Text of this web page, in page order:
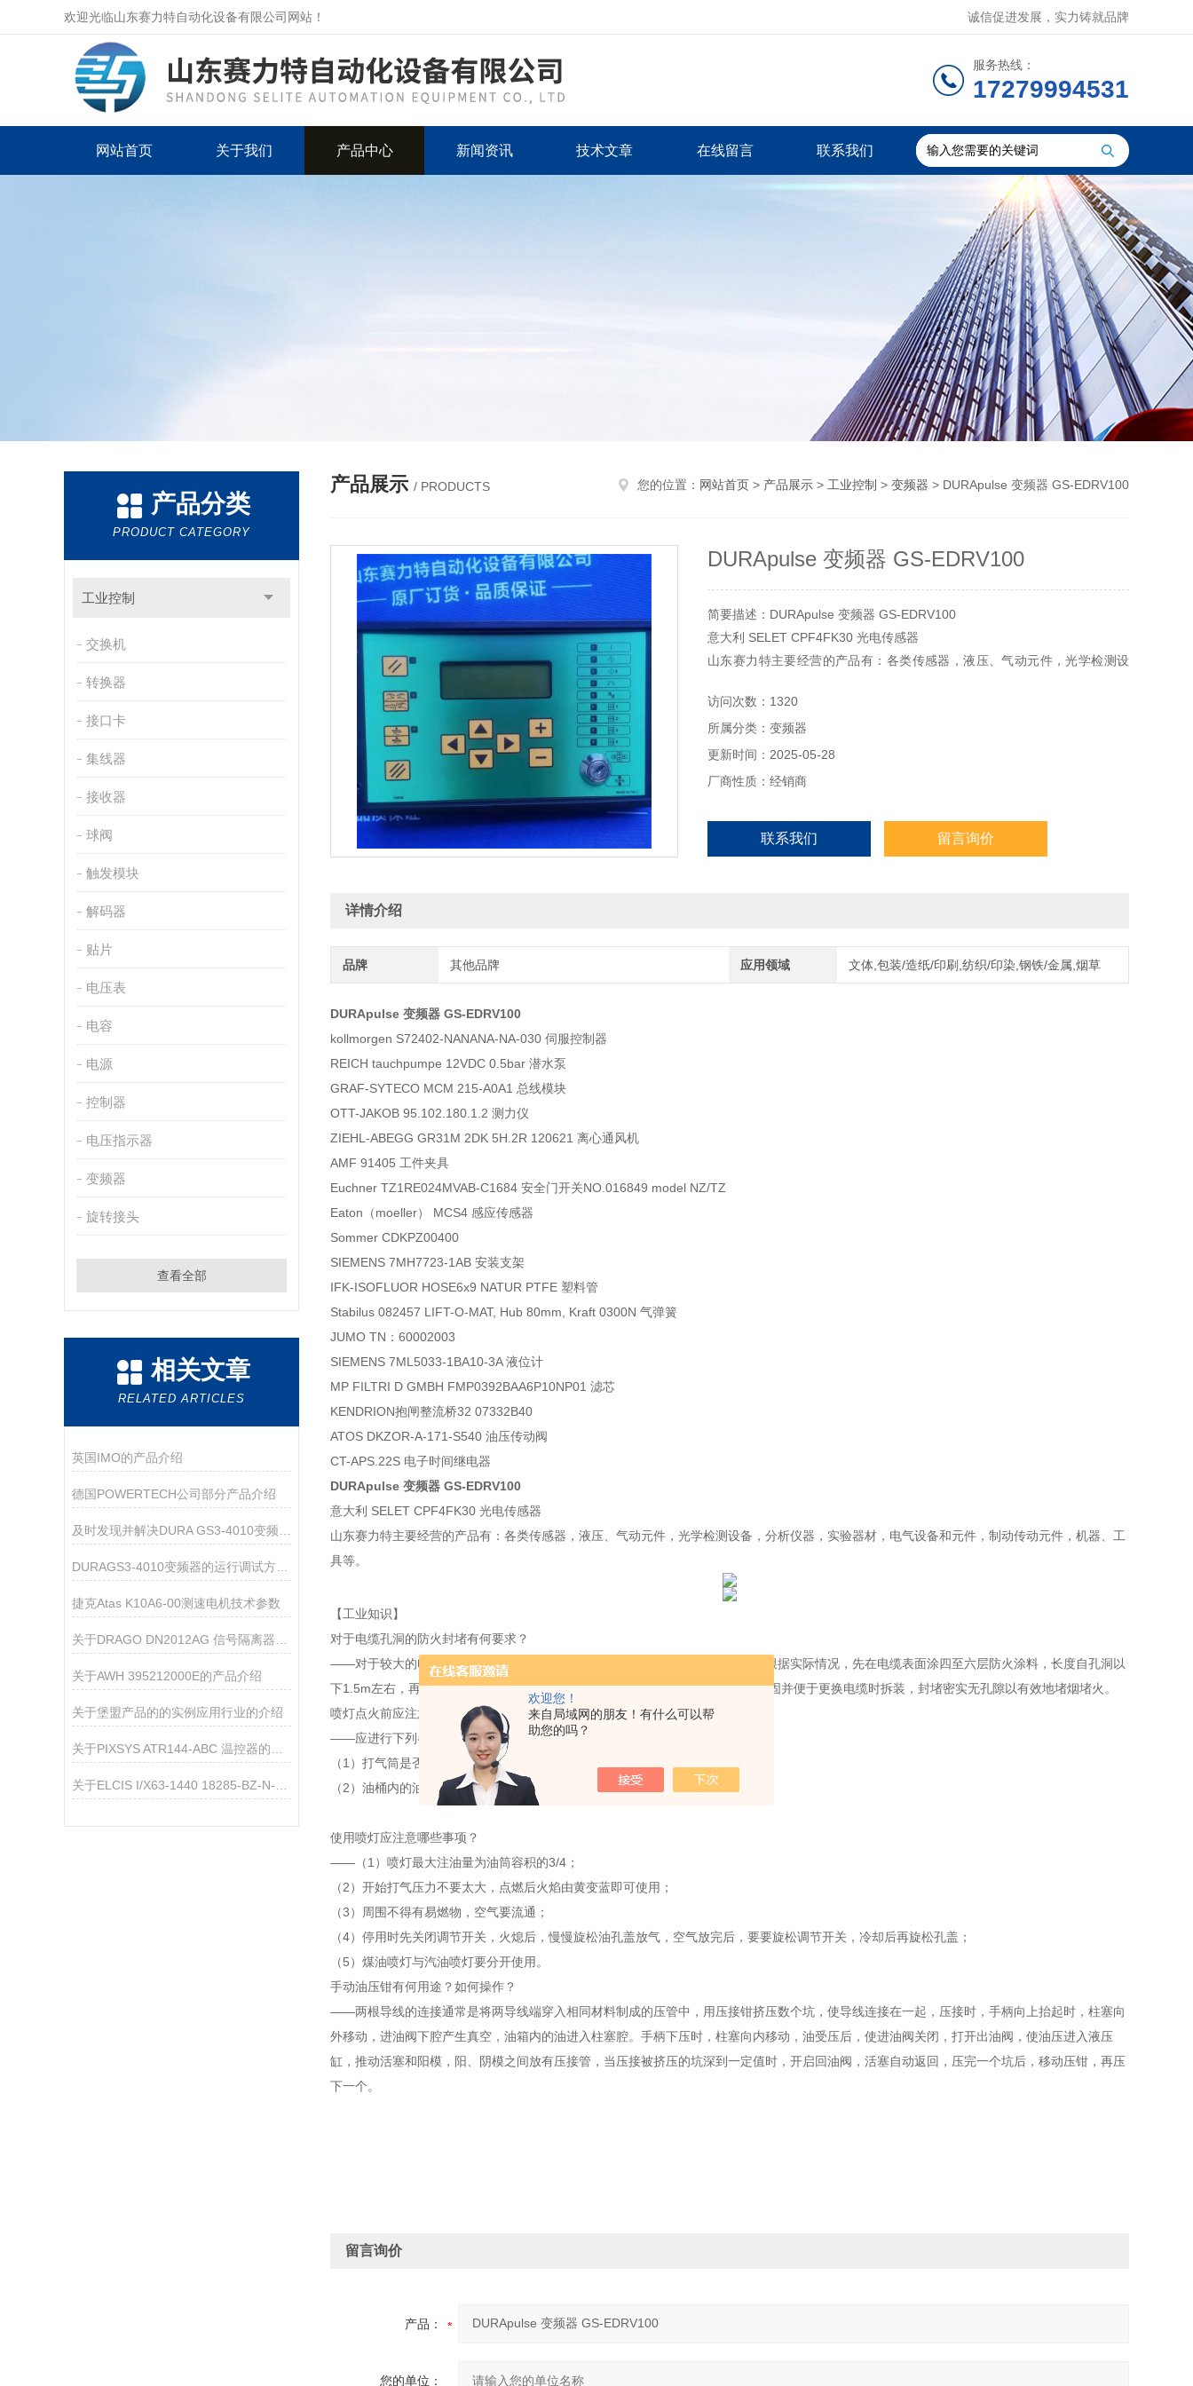
欢迎您！
来自局域网的朋友！有什么可以帮
助您的吗？
欢迎光临山东赛力特自动化设备有限公司网站！ 诚信促进发展，实力铸就品牌
服务热线：
17279994531
网站首页 关于我们 产品中心 新闻资讯 技术文章 在线留言 联系我们
产品分类
PRODUCT CATEGORY
工业控制
交换机
转换器
接口卡
集线器
接收器
球阀
触发模块
解码器
贴片
电压表
电容
电源
控制器
电压指示器
变频器
旋转接头
查看全部
相关文章
RELATED ARTICLES
英国IMO的产品介绍
德国POWERTECH公司部分产品介绍
DURAGS3-4010变频器的运行调试方法介绍
捷克Atas K10A6-00测速电机技术参数
关于AWH 395212000E的产品介绍
关于堡盟产品的的实例应用行业的介绍
产品展示 / PRODUCTS 您的位置： 网站首页 > 产品展示 > 工业控制 > 变频器 > DURApulse 变频器 GS-EDRV100
DURApulse 变频器 GS-EDRV100
简要描述：DURApulse 变频器 GS-EDRV100
意大利 SELET CPF4FK30 光电传感器
山东赛力特主要经营的产品有：各类传感器，液压、气动元件，光学检测设
等。
访问次数：1320
所属分类：变频器
更新时间：2025-05-28
厂商性质：经销商
联系我们 留言询价
详情介绍
品牌 其他品牌 应用领域 文体,包装/造纸/印刷,纺织/印染,钢铁/金属,烟草
DURApulse 变频器 GS-EDRV100
kollmorgen S72402-NANANA-NA-030 伺服控制器
REICH tauchpumpe 12VDC 0.5bar 潜水泵
GRAF-SYTECO MCM 215-A0A1 总线模块
OTT-JAKOB 95.102.180.1.2 测力仪
ZIEHL-ABEGG GR31M 2DK 5H.2R 120621 离心通风机
AMF 91405 工件夹具
Euchner TZ1RE024MVAB-C1684 安全门开关NO.016849 model NZ/TZ
Eaton（moeller） MCS4 感应传感器
Sommer CDKPZ00400
SIEMENS 7MH7723-1AB 安装支架
IFK-ISOFLUOR HOSE6x9 NATUR PTFE 塑料管
Stabilus 082457 LIFT-O-MAT, Hub 80mm, Kraft 0300N 气弹簧
JUMO TN：60002003
SIEMENS 7ML5033-1BA10-3A 液位计
MP FILTRI D GMBH FMP0392BAA6P10NP01 滤芯
KENDRION抱闸整流桥32 07332B40
ATOS DKZOR-A-171-S540 油压传动阀
CT-APS.22S 电子时间继电器
DURApulse 变频器 GS-EDRV100
意大利 SELET CPF4FK30 光电传感器
山东赛力特主要经营的产品有：各类传感器，液压、气动元件，光学检测设备，分析仪器，实验器材，电气设备和元件，制动传动元件，机器、工
具等。
【工业知识】
对于电缆孔洞的防火封堵有何要求？
——对于较大的电缆贯穿孔洞，如电缆贯穿楼板处等，采用防火堵料封堵时，应根据实际情况，先在电缆表面涂四至六层防火涂料，长度自孔洞以
下1.5m左右，再用耐火材料加工成具有一定强度的板托防火堵料，保证封堵后牢固并便于更换电缆时拆装，封堵密实无孔隙以有效地堵烟堵火。
喷灯点火前应注意哪些检查？
——应进行下列各项检查：
（1）打气筒是否漏油或渗油，油桶及喷嘴处是否漏油、漏气；
（2）油桶内的油量是否超过油桶容量的3/4，加油的螺丝塞是否拧紧。
使用喷灯应注意哪些事项？
——（1）喷灯最大注油量为油筒容积的3/4；
（2）开始打气压力不要太大，点燃后火焰由黄变蓝即可使用；
（3）周围不得有易燃物，空气要流通；
（4）停用时先关闭调节开关，火熄后，慢慢旋松油孔盖放气，空气放完后，要要旋松调节开关，冷却后再旋松孔盖；
（5）煤油喷灯与汽油喷灯要分开使用。
手动油压钳有何用途？如何操作？
——两根导线的连接通常是将两导线端穿入相同材料制成的压管中，用压接钳挤压数个坑，使导线连接在一起，压接时，手柄向上抬起时，柱塞向
外移动，进油阀下腔产生真空，油箱内的油进入柱塞腔。手柄下压时，柱塞向内移动，油受压后，使进油阀关闭，打开出油阀，使油压进入液压
缸，推动活塞和阳模，阳、阴模之间放有压接管，当压接被挤压的坑深到一定值时，开启回油阀，活塞自动返回，压完一个坑后，移动压钳，再压
下一个。
留言询价
产品：
您的单位：